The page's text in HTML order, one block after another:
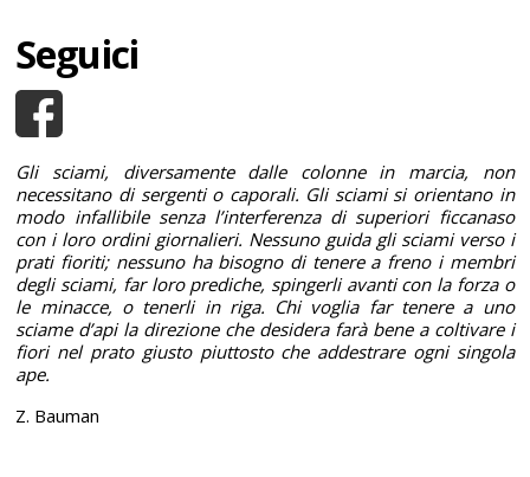
Seguici
Gli sciami, diversamente dalle colonne in marcia, non
necessitano di sergenti o caporali. Gli sciami si orientano in
modo infallibile senza l’interferenza di superiori ficcanaso
con i loro ordini giornalieri. Nessuno guida gli sciami verso i
prati fioriti; nessuno ha bisogno di tenere a freno i membri
degli sciami, far loro prediche, spingerli avanti con la forza o
le minacce, o tenerli in riga. Chi voglia far tenere a uno
sciame d’api la direzione che desidera farà bene a coltivare i
fiori nel prato giusto piuttosto che addestrare ogni singola
ape.
Z. Bauman